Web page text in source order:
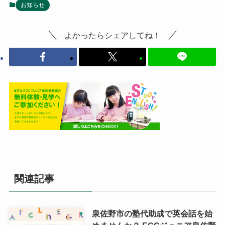
お知らせ
よかったらシェアしてね！
関連記事
泉佐野市の塾代助成で英会話を始